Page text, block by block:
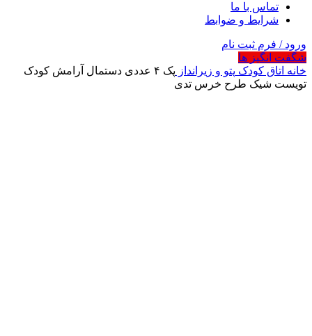
تماس با ما
شرایط و ضوابط
ورود / فرم ثبت نام
شگفت انگیز ها
خانه اتاق کودک پتو و زیرانداز
پک ۴ عددی دستمال آرامش کودک
تویست شیک طرح خرس تدی